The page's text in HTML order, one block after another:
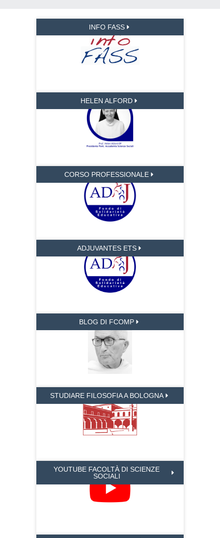
INFO FASS
HELEN ALFORD
CORSO PROFESSIONALE
ADJUVANTES ETS
BLOG DI FCOMP
STUDIARE FILOSOFIA A BOLOGNA
YOUTUBE FACOLTÀ DI SCIENZE
SOCIALI